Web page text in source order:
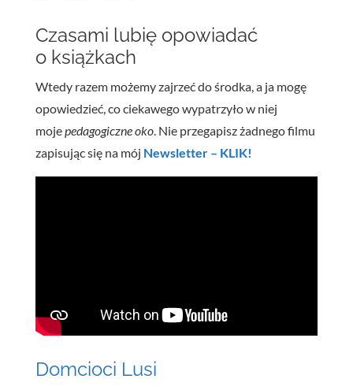
Czasami lubię opowiadać
o książkach
Wtedy razem możemy zajrzeć do środka, a ja mogę
opowiedzieć, co ciekawego wypatrzyło w niej
mojepedagogiczne oko. Nie przegapisz żadnego filmu
zapisując się na mój Newsletter – KLIK!
Domcioci Lusi